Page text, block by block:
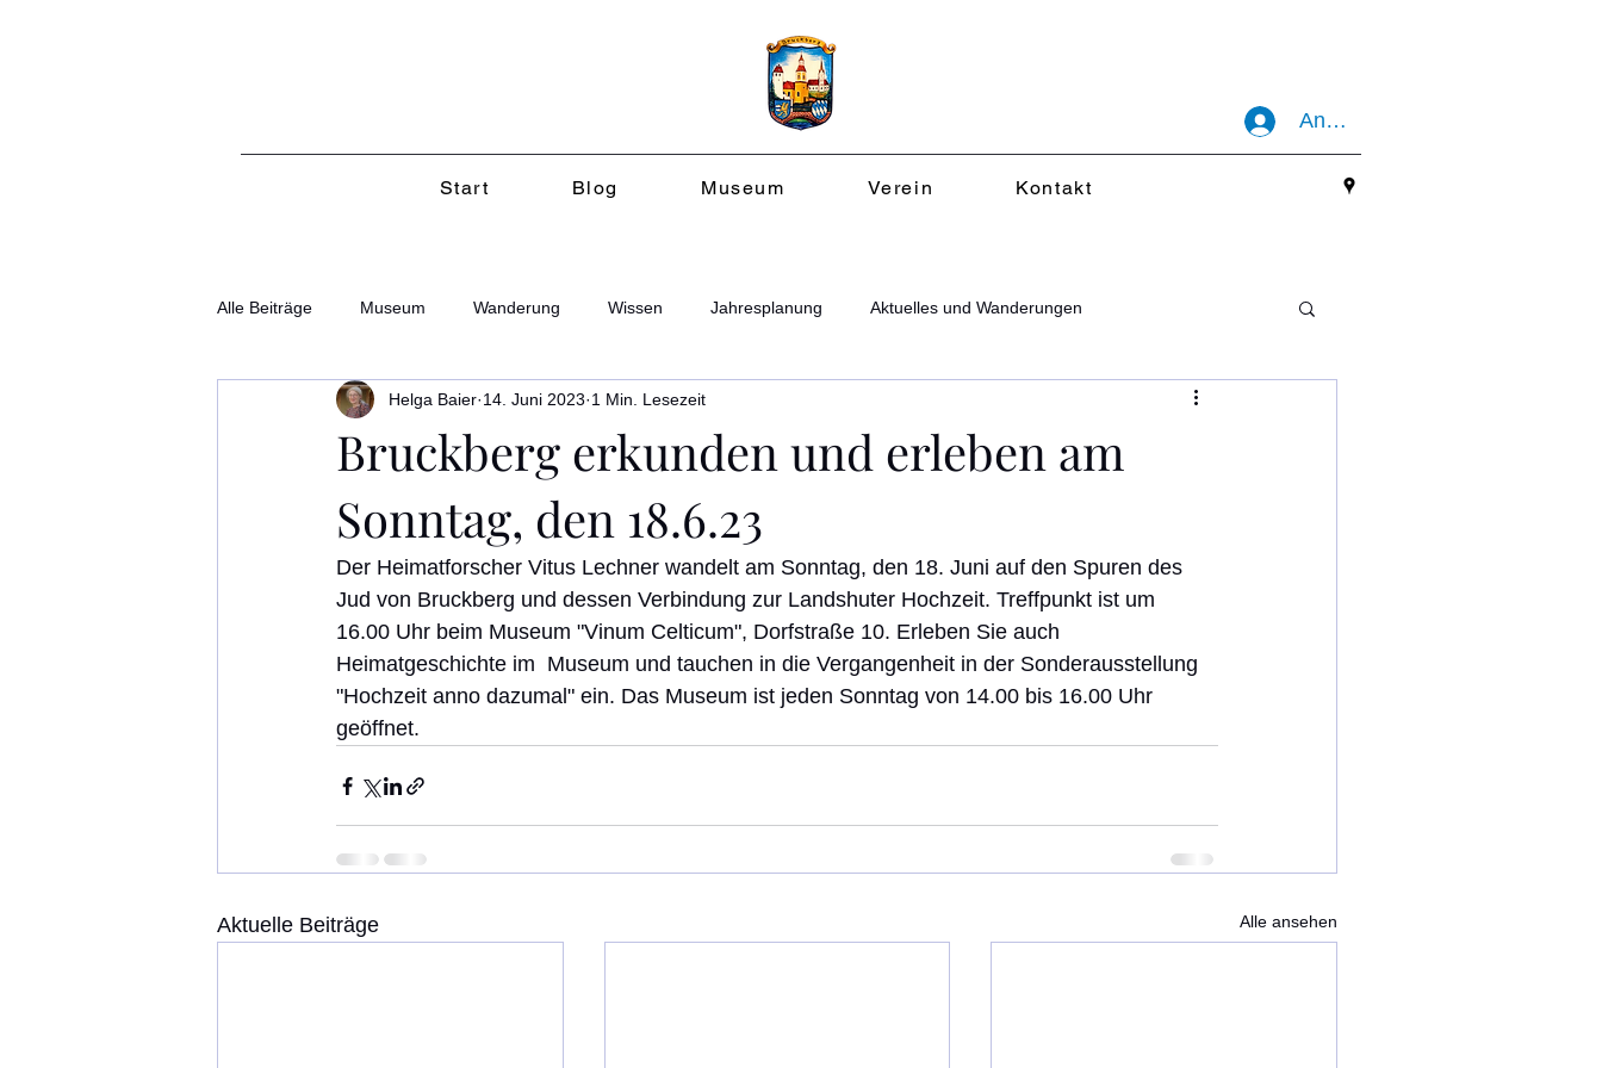
Anmelden
Start Blog Museum Verein Kontakt
Alle Beiträge Museum Wanderung Wissen Jahresplanung Aktuelles und Wanderungen
Bruckberg erkunden und erleben am
Sonntag, den 18.6.23
Helga Baier 14. Juni 2023 1 Min. Lesezeit
Der Heimatforscher Vitus Lechner wandelt am Sonntag, den 18. Juni auf den Spuren des
Jud von Bruckberg und dessen Verbindung zur Landshuter Hochzeit. Treffpunkt ist um
16.00 Uhr beim Museum "Vinum Celticum", Dorfstraße 10. Erleben Sie auch
Heimatgeschichte im  Museum und tauchen in die Vergangenheit in der Sonderausstellung
"Hochzeit anno dazumal" ein. Das Museum ist jeden Sonntag von 14.00 bis 16.00 Uhr
geöffnet.
Aktuelle Beiträge Alle ansehen